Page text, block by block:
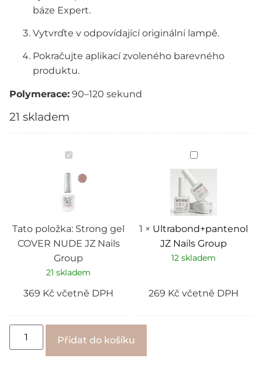
báze Expert.
Vytvrďte v odpovídající originální lampě.
Pokračujte aplikací zvoleného barevného
produktu.
Polymerace: 90–120 sekund
21 skladem
Strong
gel
COVER
NUDE
JZ
Nails
Group
Tato položka: Strong gel
COVER NUDE JZ Nails
Group
21 skladem
369 Kč včetně DPH
JZ
Nails
Group
1 × Ultrabond+pantenol
JZ Nails Group
12 skladem
269 Kč včetně DPH
Přidat do košíku